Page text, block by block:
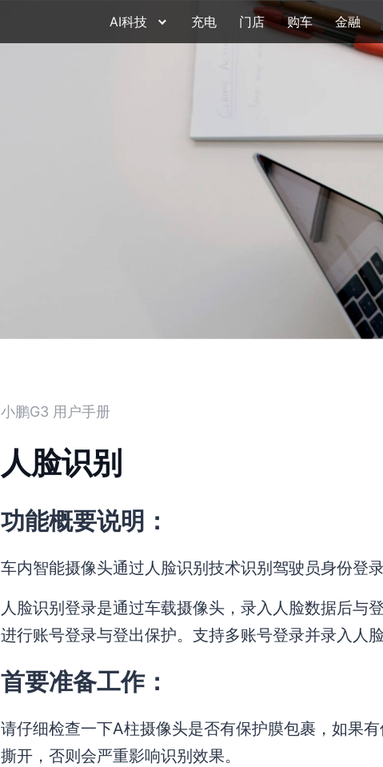
AI科技 充电 门店 购车 金融
小鹏G3 用户手册
人脸识别
功能概要说明：
车内智能摄像头通过人脸识别技术识别驾驶员身份登
人脸识别登录是通过车载摄像头，录入人脸数据后与
进行账号登录与登出保护。支持多账号登录并录入人
首要准备工作：
请仔细检查一下A柱摄像头是否有保护膜包裹，如果
撕开，否则会严重影响识别效果。